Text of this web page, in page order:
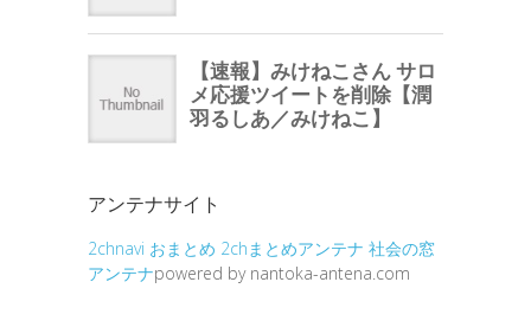
アンテナサイト
2chnavi おまとめ 2chまとめアンテナ 社会の窓
アンテナpowered by nantoka-antena.com